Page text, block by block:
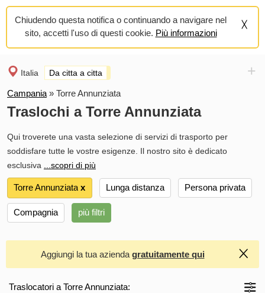
Chiudendo questa notifica o continuando a navigare nel
sito, accetti l'uso di questi cookie. Più informazioni
Italia Da citta a citta +
Campania » Torre Annunziata
Traslochi a Torre Annunziata
Qui troverete una vasta selezione di servizi di trasporto per
soddisfare tutte le vostre esigenze. Il nostro sito è dedicato
esclusiva
...scopri di più
Torre Annunziata х Lunga distanza Persona privata
Compagnia più filtri
Aggiungi la tua azienda gratuitamente qui
Traslocatori a Torre Annunziata: